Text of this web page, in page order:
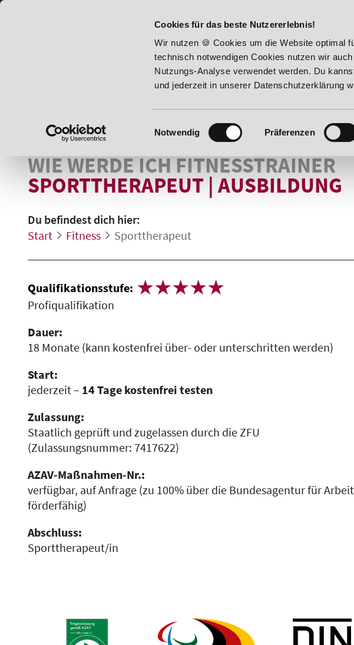
Cookies für das beste Nutzererlebnis!
Wir nutzen 🍪 Cookies um die Website optimal
technisch notwendigen Cookies nutzen wir
Nutzungs-Analyse verwendet werden. Du
und jederzeit in unserer Datenschutzerklärung
Einwilligungsauswahl
Notwendig Präferenzen
20% Rabatt bis 17. August 2026 - Summer Vitality!
WIE WERDE ICH FITNESSTRAINER
SPORTTHERAPEUT | AUSBILDUNG
Du befindest dich hier:
Start
Fitness Sporttherapeut
Qualifikationsstufe:
Profiqualifikation
Dauer:
18 Monate (kann kostenfrei über- oder unterschritten werden)
Start:
jederzeit – 14 Tage kostenfrei testen
Zulassung:
Staatlich geprüft und zugelassen durch die ZFU
(Zulassungsnummer:7417622)
AZAV-Maßnahmen-Nr.:
verfügbar, auf Anfrage (zu 100% über die Bundesagentur für Arbeit
förderfähig)
Abschluss:
Sporttherapeut/in